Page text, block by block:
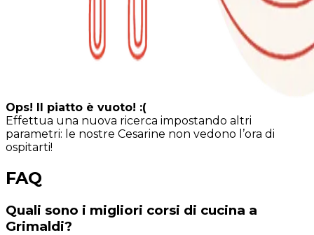
Ops! Il piatto è vuoto! :(
Effettua una nuova ricerca impostando altri
parametri: le nostre Cesarine non vedono l’ora di
ospitarti!
FAQ
Quali sono i migliori corsi di cucina a
Grimaldi?